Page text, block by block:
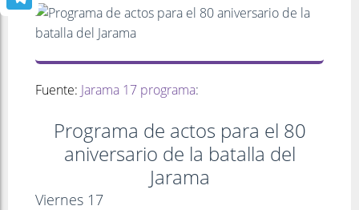
Telegram
Fuente: Jarama 17 programa:
Programa de actos para el 80
aniversario de la batalla del
Jarama
Viernes 17